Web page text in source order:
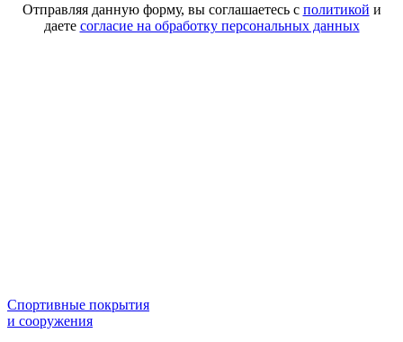
Отправляя данную форму, вы соглашаетесь с политикой и
даете согласие на обработку персональных данных
Спортивные покрытия
и сооружения